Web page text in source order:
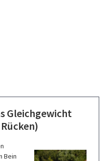
Gleichgewicht
Bein